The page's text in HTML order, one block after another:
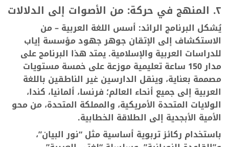
٢. المنهج في حركة: من الأصوات إلى الدلالات
يُشكل البرنامج الرائد: أسس اللغة العربية – من
الاستكشاف إلى الإتقان جوهر جهود مؤسسة إياب
للدراسات العربية والإسلامية. يمتد هذا البرنامج على
مدار 150 ساعة تعليمية موزعة على خمسة مستويات
مصممة بعناية، وينقل الدارسين غير الناطقين باللغة
العربية إلى جميع أنحاء العالم؛ فرنسا، ألمانيا، كندا،
الولايات المتحدة الأمريكية، والمملكة المتحدة، من محو
الأمية الأبجدية إلى الطلاقة الخطابية.
باستخدام ركائز تربوية أساسية مثل “نور البيان”،